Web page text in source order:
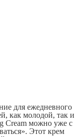
для ежедневного
как молодой, так и
Cream можно уже с
Этот крем